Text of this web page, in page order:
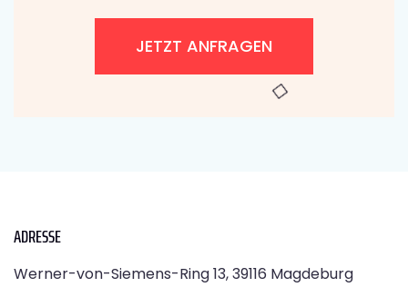
JETZT ANFRAGEN
ADRESSE
Werner-von-Siemens-Ring 13, 39116 Magdeburg